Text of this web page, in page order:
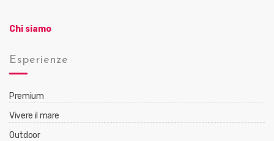
Chi siamo
Esperienze
Premium
Vivere il mare
Outdoor